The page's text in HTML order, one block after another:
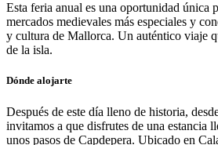
Esta feria anual es una oportunidad única
mercados medievales más especiales y
y cultura de Mallorca. Un auténtico viaje
de la isla.
Dónde alojarte
Después de este día lleno de historia,
invitamos a que disfrutes de una estancia
unos pasos de Capdepera. Ubicado en